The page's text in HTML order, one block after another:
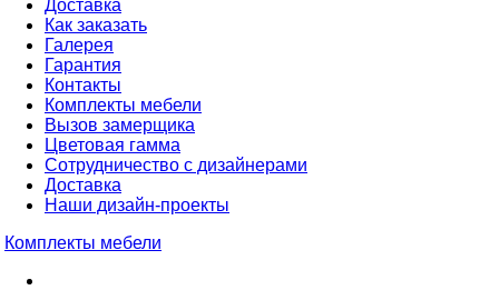
Доставка
Как заказать
Галерея
Гарантия
Контакты
Комплекты мебели
Вызов замерщика
Цветовая гамма
Сотрудничество с дизайнерами
Доставка
Наши дизайн-проекты
Комплекты мебели